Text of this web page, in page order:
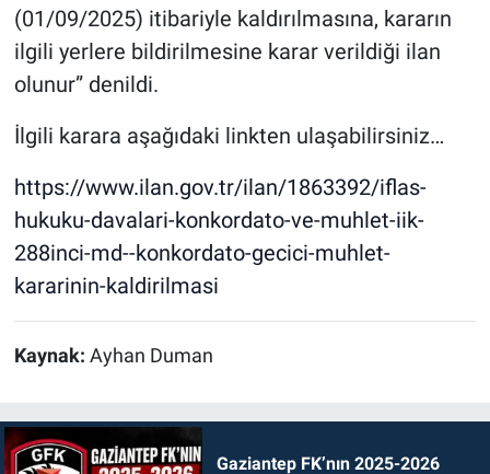
(01/09/2025) itibariyle kaldırılmasına, kararın
ilgili yerlere bildirilmesine karar verildiği ilan
olunur” denildi.
İlgili karara aşağıdaki linkten ulaşabilirsiniz…
https://www.ilan.gov.tr/ilan/1863392/iflas-
hukuku-davalari-konkordato-ve-muhlet-iik-
288inci-md--konkordato-gecici-muhlet-
kararinin-kaldirilmasi
Kaynak: Ayhan Duman
Gaziantep FK’nın 2025-2026